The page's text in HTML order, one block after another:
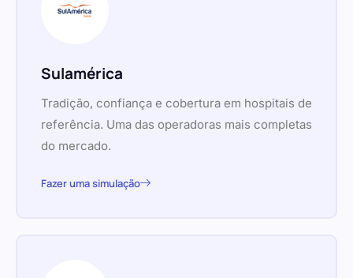
Sulamérica
Tradição, confiança e cobertura em hospitais de
referência. Uma das operadoras mais completas
do mercado.
Fazer uma simulação